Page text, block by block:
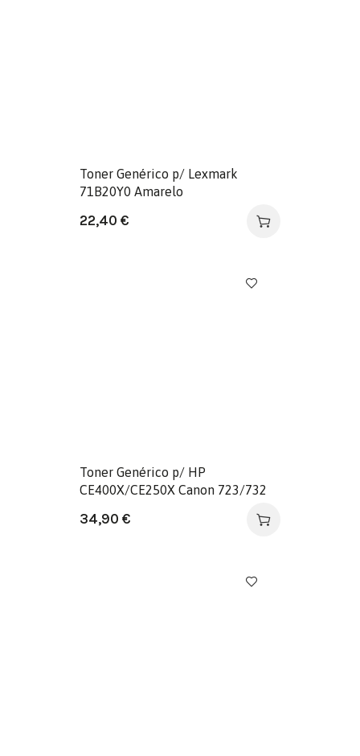
Toner Genérico p/ Lexmark
71B20Y0 Amarelo
22,40 €
Toner Genérico p/ HP
CE400X/CE250X Canon 723/732
34,90 €